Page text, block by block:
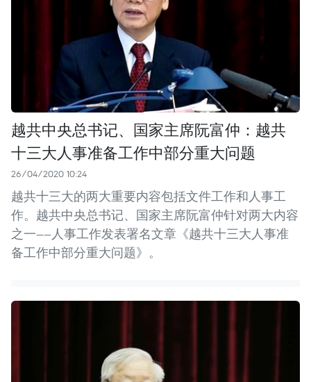
越共中央总书记、国家主席阮富仲：越共
十三大人事准备工作中部分重大问题
26/04/2020 10:24
越共十三大的两大重要内容包括文件工作和人事工
作。越共中央总书记、国家主席阮富仲针对两大内容
之一——人事工作发表署名文章《越共十三大人事准
备工作中部分重大问题》。